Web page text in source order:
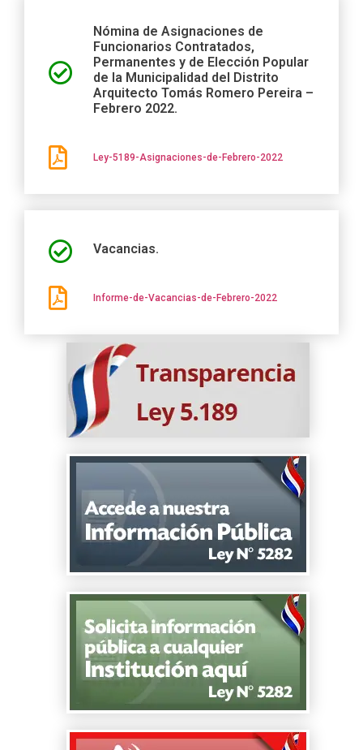
Nómina de Asignaciones de
Funcionarios Contratados,
Permanentes y de Elección Popular
de la Municipalidad del Distrito
Arquitecto Tomás Romero Pereira –
Febrero 2022.
Ley-5189-Asignaciones-de-Febrero-2022
Vacancias.
Informe-de-Vacancias-de-Febrero-2022